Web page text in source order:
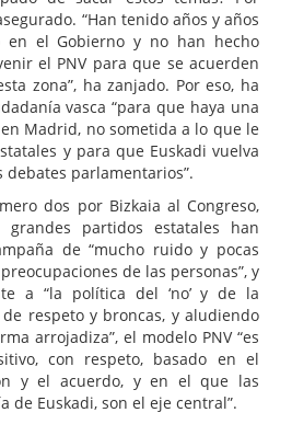
“Han tenido años y años
en el Gobierno y no han hecho
el PNV para que se acuerden
zona”, ha zanjado. Por eso, ha
vasca “para que haya una
Madrid, no sometida a lo que le
y para que Euskadi vuelva
parlamentarios”.
dos por Bizkaia al Congreso,
partidos estatales han
de “mucho ruido y pocas
de las personas”, y
a “la política del ‘no’ y de la
respeto y broncas, y aludiendo
arrojadiza”, el modelo PNV “es
con respeto, basado en el
y el acuerdo, y en el que las
de Euskadi, son el eje central”.